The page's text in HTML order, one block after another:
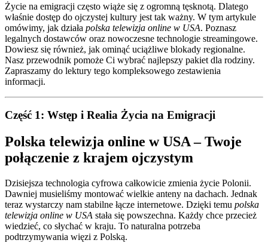
Życie na emigracji często wiąże się z ogromną tęsknotą. Dlatego
właśnie dostęp do ojczystej kultury jest tak ważny. W tym artykule
omówimy, jak działa polska telewizja online w USA. Poznasz
legalnych dostawców oraz nowoczesne technologie streamingowe.
Dowiesz się również, jak ominąć uciążliwe blokady regionalne.
Nasz przewodnik pomoże Ci wybrać najlepszy pakiet dla rodziny.
Zapraszamy do lektury tego kompleksowego zestawienia
informacji.
Część 1: Wstęp i Realia Życia na Emigracji
Polska telewizja online w USA – Twoje
połączenie z krajem ojczystym
Dzisiejsza technologia cyfrowa całkowicie zmienia życie Polonii.
Dawniej musieliśmy montować wielkie anteny na dachach. Jednak
teraz wystarczy nam stabilne łącze internetowe. Dzięki temu polska
telewizja online w USA stała się powszechna. Każdy chce przecież
wiedzieć, co słychać w kraju. To naturalna potrzeba
podtrzymywania więzi z Polską.